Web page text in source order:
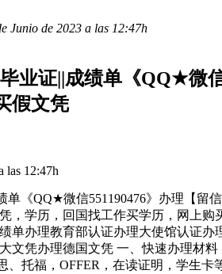
Junio de 2023 a las 12:47h
业证||成绩单《QQ★微
假文凭
las 12:47h
单《QQ★微信551190476》办理【
，学历，回国找工作买学历，网上购
单办理教育部认证办理大使馆认证
文凭办理德国文凭 一、快速办理材
、托福，OFFER，在读证明，学生